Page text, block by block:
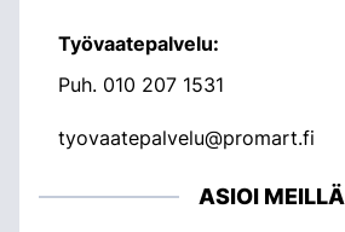
Työvaatepalvelu:
Puh. 010 207 1531
tyovaatepalvelu@promart.fi
ASIOI MEILLÄ